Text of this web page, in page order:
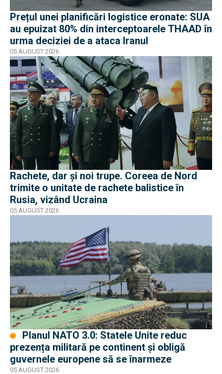
Prețul unei planificări logistice eronate: SUA
au epuizat 80% din interceptoarele THAAD în
urma deciziei de a ataca Iranul
05 AUGUST 2026
Rachete, dar și noi trupe. Coreea de Nord
trimite o unitate de rachete balistice în
Rusia, vizând Ucraina
05 AUGUST 2026
prezența militară pe continent și obligă
guvernele europene să se înarmeze
05 AUGUST 2026